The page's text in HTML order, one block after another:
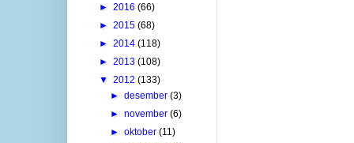
► 2016 (66)
► 2015 (68)
► 2014 (118)
► 2013 (108)
▼ 2012 (133)
►desember(3)
►november(6)
►oktober(11)